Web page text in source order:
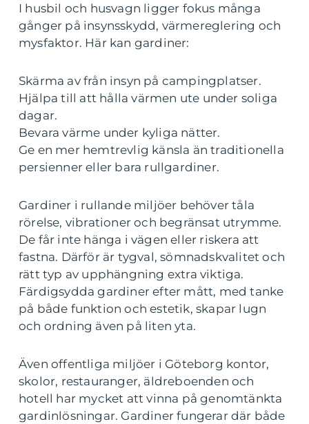
I husbil och husvagn ligger fokus många
gånger på insynsskydd, värmereglering och
mysfaktor. Här kan gardiner:
Skärma av från insyn på campingplatser.
Hjälpa till att hålla värmen ute under soliga
dagar.
Bevara värme under kyliga nätter.
Ge en mer hemtrevlig känsla än traditionella
persienner eller bara rullgardiner.
Gardiner i rullande miljöer behöver tåla
rörelse, vibrationer och begränsat utrymme.
De får inte hänga i vägen eller riskera att
fastna. Därför är tygval, sömnadskvalitet och
rätt typ av upphängning extra viktiga.
Färdigsydda gardiner efter mått, med tanke
på både funktion och estetik, skapar lugn
och ordning även på liten yta.
Även offentliga miljöer i Göteborg kontor,
skolor, restauranger, äldreboenden och
hotell har mycket att vinna på genomtänkta
gardinlösningar. Gardiner fungerar där både